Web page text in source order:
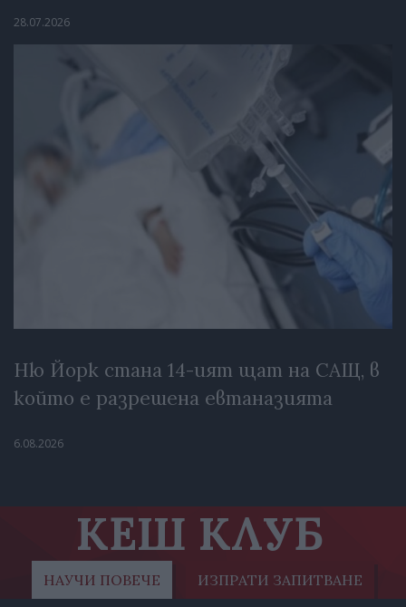
28.07.2026
Ню Йорк стана 14-ият щат на САЩ, в
който е разрешена евтаназията
6.08.2026
КЕШ КЛУБ
НАУЧИ ПОВЕЧЕ ИЗПРАТИ ЗАПИТВАНЕ